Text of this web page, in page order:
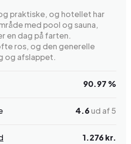
praktiske, og hotellet har
med pool og sauna,
en dag på farten.
ros, og den generelle
og afslappet.
90.97 %
4.6ud af 5
1.276 kr.